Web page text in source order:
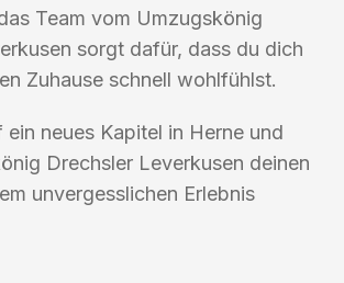
Team vom Umzugskönig
sorgt dafür, dass du dich
Zuhause schnell wohlfühlst.
ein neues Kapitel in Herne und
Drechsler Leverkusen deinen
unvergesslichen Erlebnis